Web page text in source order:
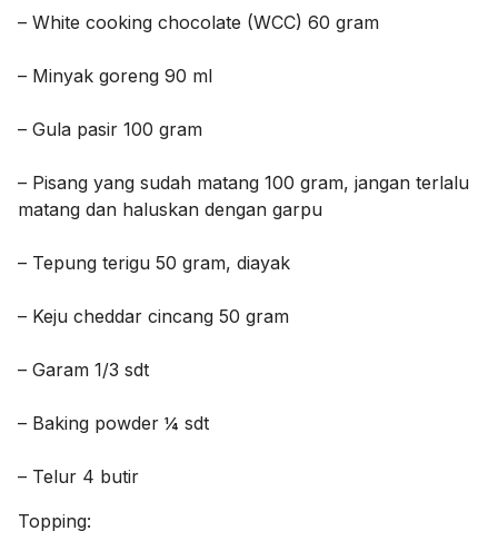
– White cooking chocolate (WCC) 60 gram
– Minyak goreng 90 ml
– Gula pasir 100 gram
– Pisang yang sudah matang 100 gram, jangan terlalu
matang dan haluskan dengan garpu
– Tepung terigu 50 gram, diayak
– Keju cheddar cincang 50 gram
– Garam 1/3 sdt
– Baking powder ¼ sdt
– Telur 4 butir
Topping: